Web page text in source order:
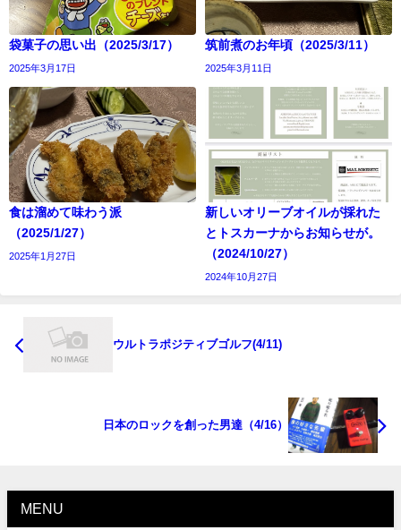
袋菓子の思い出（2025/3/17）
2025年3月17日
筑前煮のお年頃（2025/3/11）
2025年3月11日
食は溜めて味わう派
（2025/1/27）
2025年1月27日
新しいオリーブオイルが採れた
とトスカーナからお知らせが。
（2024/10/27）
2024年10月27日
ウルトラポジティブゴルフ(4/11)
日本のロックを創った男達（4/16）
MENU